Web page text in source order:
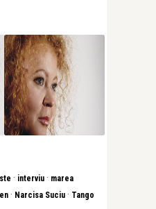
· interviu · marea
· Narcisa Suciu · Tango